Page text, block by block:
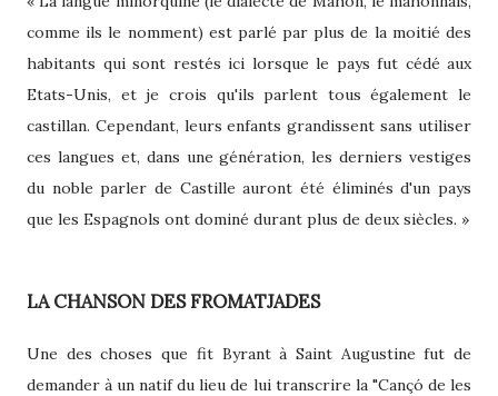
comme ils le nomment) est parlé par plus de la moitié des
habitants qui sont restés ici lorsque le pays fut cédé aux
Etats-Unis, et je crois qu'ils parlent tous également le
castillan. Cependant, leurs enfants grandissent sans utiliser
ces langues et, dans une génération, les derniers vestiges
du noble parler de Castille auront été éliminés d'un pays
que les Espagnols ont dominé durant plus de deux siècles. »
LA CHANSON DES FROMATJADES
Une des choses que fit Byrant à Saint Augustine fut de
demander à un natif du lieu de lui transcrire la "Cançó de les